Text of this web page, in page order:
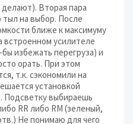
Вторая пара
на выбор. После
ближе к максимуму
встроенном усилителе
избежать перегруза) и
орать. При этом
т.к. сэкономили на
установкой
Подсветку выбираешь
RR либо RM (зеленый,
Не понимаю для чего